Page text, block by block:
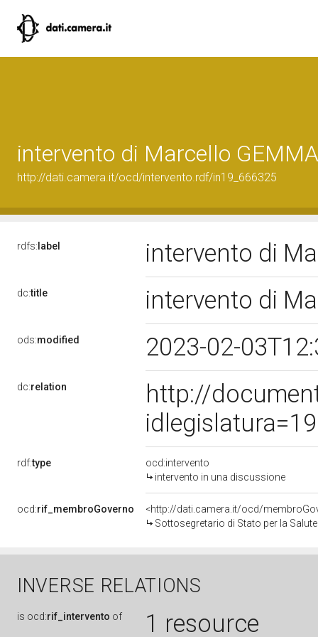
intervento di Marcello
http://dati.camera.it/ocd/intervento.rdf/in19_666325
rdfs: label intervento di
dc:title intervento di
ods:modified 2023-02-
dc:relation
http://
rdf:type
ocd:intervento
intervento in una discussione
ocd:rif_membroGoverno
<http://dati.camera.it/ocd/
Sottosegretario di Stato per la
INVERSE RELATIONS
is ocd:rif_intervento of 1 resource